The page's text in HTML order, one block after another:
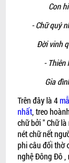
Con
- Chữ quý
Đời vinh
- Thiên
Gia
Trên đây là 4
nhất, treo
chữ bởi " Chữ
nét chữ nết
phi câu đối thờ
nghệ Đông Đô ,